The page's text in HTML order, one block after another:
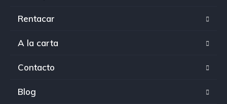
Rentacar
A la carta
Contacto
Blog